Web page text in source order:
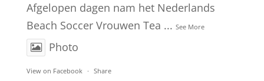
Afgelopen dagen nam het Nederlands
Beach Soccer Vrouwen Tea ... See More
Photo
View on Facebook · Share